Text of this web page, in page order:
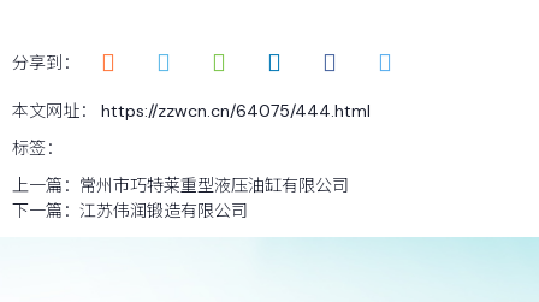
分享到：
本文网址： https://zzwcn.cn/64075/444.html
标签：
上一篇： 常州市巧特莱重型液压油缸有限公司
下一篇： 江苏伟润锻造有限公司